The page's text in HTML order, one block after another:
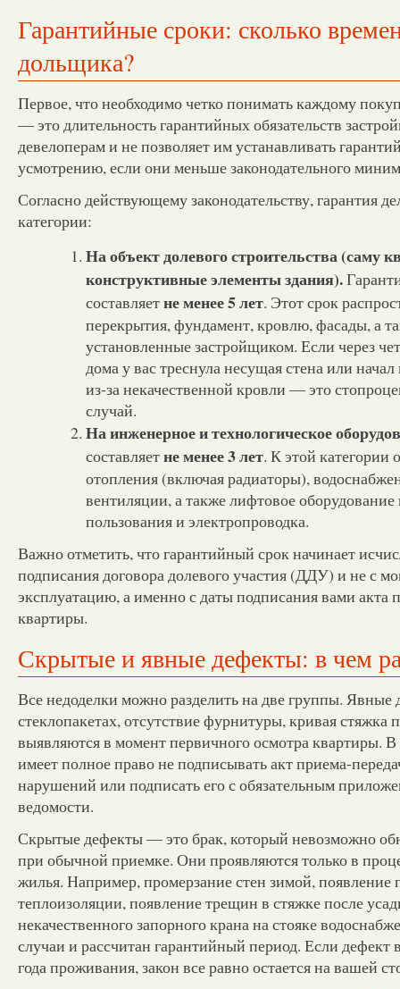
Гарантийные сроки: сколько
дольщика?
Первое, что необходимо четко понимать каждому
— это длительность гарантийных обязательств
девелоперам и не позволяет им устанавливать
усмотрению, если они меньше законодательного
Согласно действующему законодательству, гарантия
категории:
На объект долевого строительства (саму
конструктивные элементы здания).
составляетне менее 5 лет. Этот срок
перекрытия, фундамент, кровлю, фасады, а
установленные застройщиком. Если через
дома у вас треснула несущая стена или
из-за некачественной кровли — это
случай.
На инженерное и технологическое
составляетне менее 3 лет. К этой категории
отопления (включая радиаторы),
вентиляции, а также лифтовое
пользования и электропроводка.
Важно отметить, что гарантийный срок начинает
подписания договора долевого участия (ДДУ) и не с
эксплуатацию, а именно с даты подписания вами акта
квартиры.
Скрытые и явные дефекты: в чем
Все недоделки можно разделить на две группы.
стеклопакетах, отсутствие фурнитуры, кривая стяжка
выявляются в момент первичного осмотра квартиры.
имеет полное право не подписывать акт приема-
нарушений или подписать его с обязательным
ведомости.
Скрытые дефекты — это брак, который невозможно
при обычной приемке. Они проявляются только в
жилья. Например, промерзание стен зимой, появление
теплоизоляции, появление трещин в стяжке после
некачественного запорного крана на стояке
случаи и рассчитан гарантийный период. Если дефект
года проживания, закон все равно остается на вашей